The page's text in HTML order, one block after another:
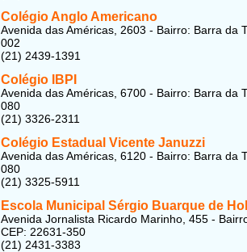
Colégio Anglo Americano
Avenida das Américas, 2603 - Bairro: Barra da
002
(21) 2439-1391
Colégio IBPI
Avenida das Américas, 6700 - Bairro: Barra da
080
(21) 3326-2311
Colégio Estadual Vicente Januzzi
Avenida das Américas, 6120 - Bairro: Barra da
080
(21) 3325-5911
Escola Municipal Sérgio Buarque de
Avenida Jornalista Ricardo Marinho, 455 -
CEP: 22631-350
(21) 2431-3383